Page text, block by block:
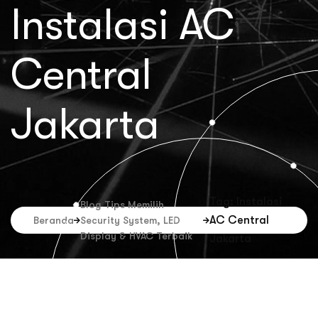
Instalasi AC
Central
Jakarta
Beranda
Blog Tips Memilih
Security System, LED
Display & HVAC Terbaik
AC Central